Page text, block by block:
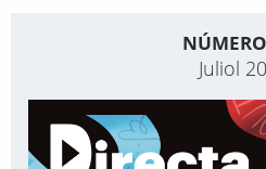
Juliol